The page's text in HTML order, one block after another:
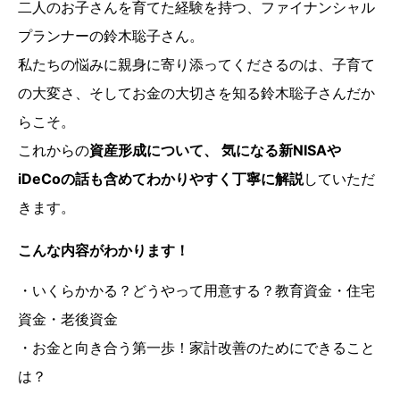
二人のお子さんを育てた経験を持つ、ファイナンシャル
プランナーの鈴木聡子さん。
私たちの悩みに親身に寄り添ってくださるのは、子育て
の大変さ、そしてお金の大切さを知る鈴木聡子さんだか
らこそ。
これからの資産形成について、 気になる新NISAや
iDeCoの話も含めてわかりやすく丁寧に解説していただ
きます。
こんな内容がわかります！
・いくらかかる？どうやって用意する？教育資金・住宅
資金・老後資金
・お金と向き合う第一歩！家計改善のためにできること
は？